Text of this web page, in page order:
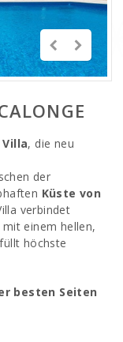
, die neu
der
Küste von
verbindet
mit einem hellen,
höchste
besten Seiten